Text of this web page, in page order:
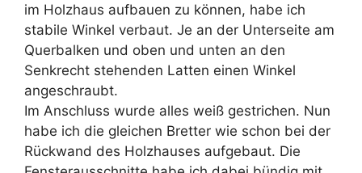
im Holzhaus aufbauen zu können, habe ich
stabile Winkel verbaut. Je an der Unterseite am
Querbalken und oben und unten an den
Senkrecht stehenden Latten einen Winkel
angeschraubt.
Im Anschluss wurde alles weiß gestrichen. Nun
habe ich die gleichen Bretter wie schon bei der
Rückwand des Holzhauses aufgebaut. Die